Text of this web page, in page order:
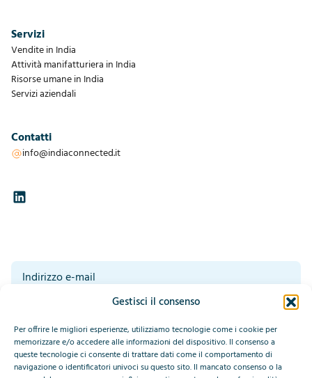
Gestisci il consenso
Per offrire le migliori esperienze, utilizziamo tecnologie come i cookie per
memorizzare e/o accedere alle informazioni del dispositivo. Il consenso a
queste tecnologie ci consente di trattare dati come il comportamento di
navigazione o identificatori univoci su questo sito. Il mancato consenso o la
Servizi
Vendite in India
Attività manifatturiera in India
Risorse umane in India
Servizi aziendali
Contatti
info@indiaconnected.it
Leggete la nostra dichiarazione sulla privacy in fondo a questa pagina.*
Invia
This site is protected by reCAPTCHA and the GooglePrivacy Policy